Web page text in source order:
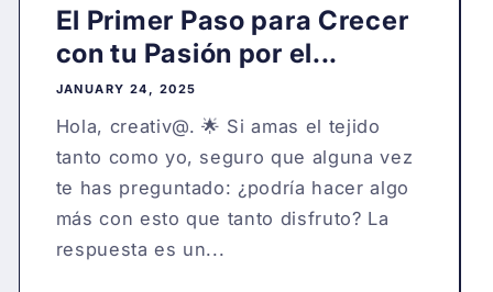
El Primer Paso para Crecer
con tu Pasión por el...
JANUARY 24, 2025
Hola, creativ@. 🌟 Si amas el tejido
tanto como yo, seguro que alguna vez
te has preguntado: ¿podría hacer algo
más con esto que tanto disfruto? La
respuesta es un...